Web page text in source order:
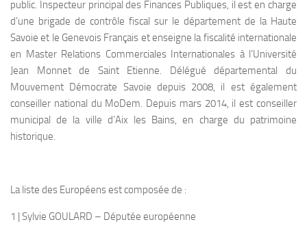
public. Inspecteur principal des Finances Publiques, il est en charge
d’une brigade de contrôle fiscal sur le département de la Haute
Savoie et le Genevois Français et enseigne la fiscalité internationale
en Master Relations Commerciales Internationales à l’Université
Jean Monnet de Saint Etienne. Délégué départemental du
Mouvement Démocrate Savoie depuis 2008, il est également
conseiller national du MoDem. Depuis mars 2014, il est conseiller
municipal de la ville d’Aix les Bains, en charge du patrimoine
historique.
La liste des Européens est composée de :
1 | Sylvie GOULARD – Députée européenne